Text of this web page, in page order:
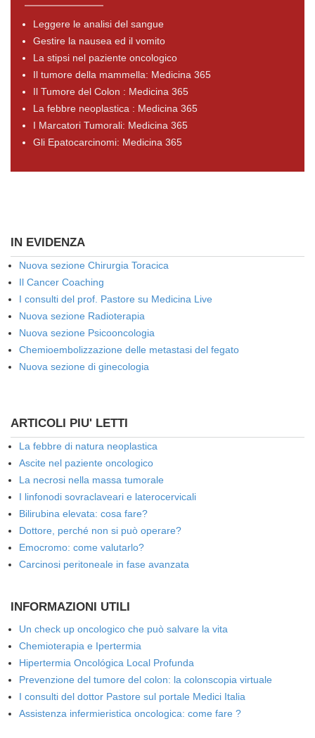
Leggere le analisi del sangue
Gestire la nausea ed il vomito
La stipsi nel paziente oncologico
Il tumore della mammella: Medicina 365
Il Tumore del Colon : Medicina 365
La febbre neoplastica : Medicina 365
I Marcatori Tumorali: Medicina 365
Gli Epatocarcinomi: Medicina 365
IN EVIDENZA
Nuova sezione Chirurgia Toracica
Il Cancer Coaching
I consulti del prof. Pastore su Medicina Live
Nuova sezione Radioterapia
Nuova sezione Psicooncologia
Chemioembolizzazione delle metastasi del fegato
Nuova sezione di ginecologia
ARTICOLI PIU' LETTI
La febbre di natura neoplastica
Ascite nel paziente oncologico
La necrosi nella massa tumorale
I linfonodi sovraclaveari e laterocervicali
Bilirubina elevata: cosa fare?
Dottore, perché non si può operare?
Emocromo: come valutarlo?
Carcinosi peritoneale in fase avanzata
INFORMAZIONI UTILI
Un check up oncologico che può salvare la vita
Chemioterapia e Ipertermia
Hipertermia Oncológica Local Profunda
Prevenzione del tumore del colon: la colonscopia virtuale
I consulti del dottor Pastore sul portale Medici Italia
Assistenza infermieristica oncologica: come fare ?